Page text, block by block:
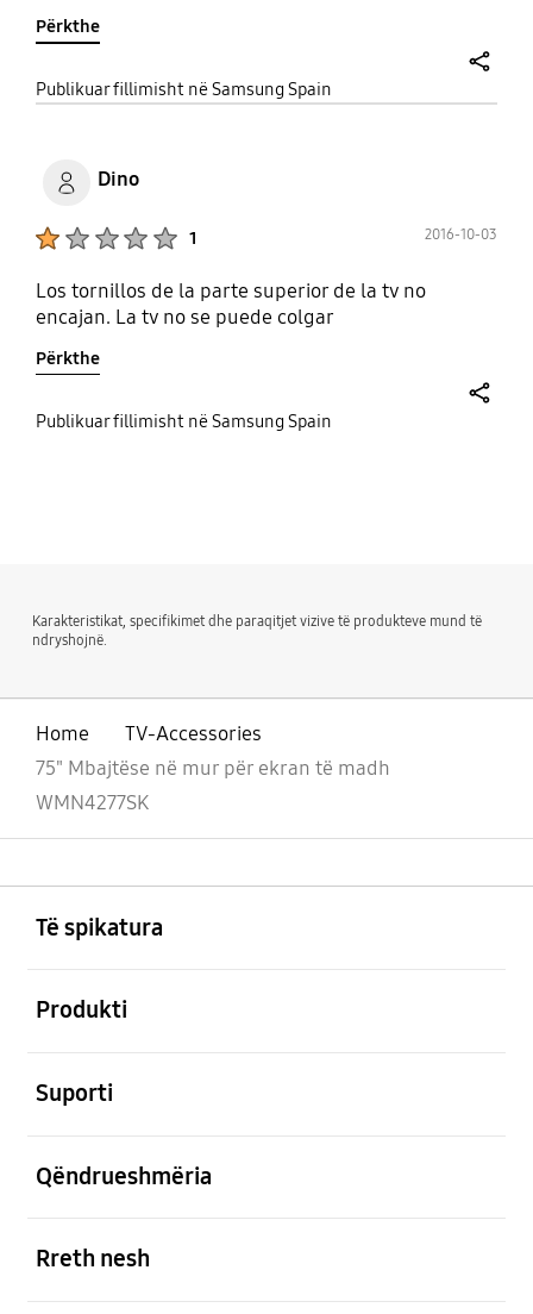
Përkthe
Publikuar fillimisht në Samsung Spain
Dino
1 2016-10-03
Los tornillos de la parte superior de la tv no
encajan. La tv no se puede colgar
Përkthe
Publikuar fillimisht në Samsung Spain
Karakteristikat, specifikimet dhe paraqitjet vizive të produkteve mund të
ndryshojnë.
Home
TV-Accessories
75" Mbajtëse në mur për ekran të madh
WMN4277SK
Të spikatura
Produkti
Suporti
Qëndrueshmëria
Rreth nesh